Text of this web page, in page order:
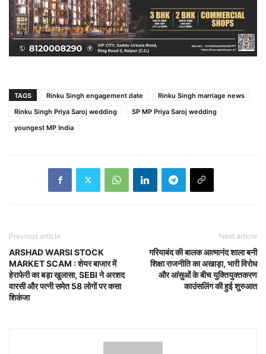
TAGS Rinku Singh engagement date
Rinku Singh marriage news
Rinku Singh Priya Saroj wedding
SP MP Priya Saroj wedding
youngest MP India
Previous article
ARSHAD WARSI STOCK
MARKET SCAM : शेयर बाजार में
हेराफेरी का बड़ा खुलासा, SEBI ने अरशद
वारसी और पत्नी समेत 58 लोगों पर कसा
शिकंजा
Next article
गरियाबंद की बालक आत्मानंद शाला बनी
शिक्षा राजनीति का अखाड़ा, भारी विरोध
और आंसुओं के बीच युक्तियुक्तकरण
काउंसलिंग की हुई शुरुआत